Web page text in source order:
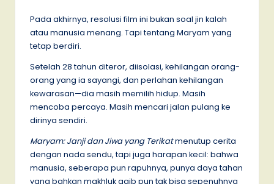
Pada akhirnya, resolusi film ini bukan soal jin kalah
atau manusia menang. Tapi tentang Maryam yang
tetap berdiri.
Setelah 28 tahun diteror, diisolasi, kehilangan orang-
orang yang ia sayangi, dan perlahan kehilangan
kewarasan—dia masih memilih hidup. Masih
mencoba percaya. Masih mencari jalan pulang ke
dirinya sendiri.
Maryam: Janji dan Jiwa yang Terikatmenutup cerita
dengan nada sendu, tapi juga harapan kecil: bahwa
manusia, seberapa pun rapuhnya, punya daya tahan
yang bahkan makhluk gaib pun tak bisa sepenuhnya